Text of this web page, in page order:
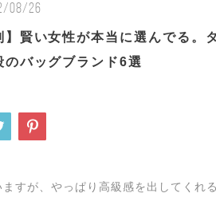
08/26
】賢い女性が本当に選んでる。
のバッグブランド6選
すが、やっぱり高級感を出してくれ